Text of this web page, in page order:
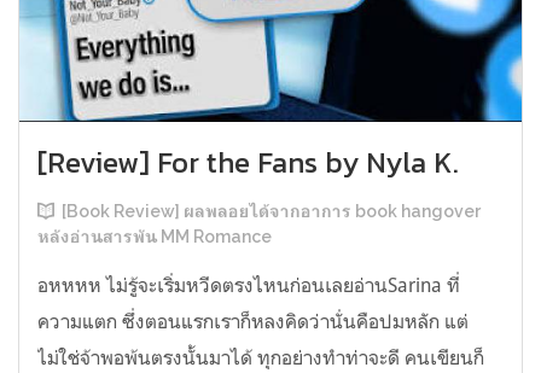
[Review] For the Fans by Nyla K.
[Book Review] ผลพลอยได้จากอาการ book hangover
หลังอ่านสารพัน MM Romance
อหหหห ไม่รู้จะเริ่มหวีดตรงไหนก่อนเลยอ่านSarina ที่
ความแตก ซึ่งตอนแรกเราก็หลงคิดว่านั่นคือปมหลัก แต่
ไม่ใช่จ้าพอพ้นตรงนั้นมาได้ ทุกอย่างทำท่าจะดี คนเขียนก็